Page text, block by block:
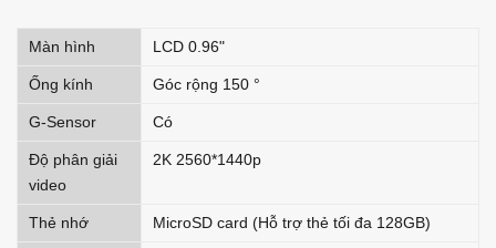
Màn hình LCD 0.96"
Ống kính Góc rộng 150 °
G-Sensor Có
Độ phân giải
video
2K 2560*1440p
Thẻ nhớ MicroSD card (Hỗ trợ thẻ tối đa 128GB)